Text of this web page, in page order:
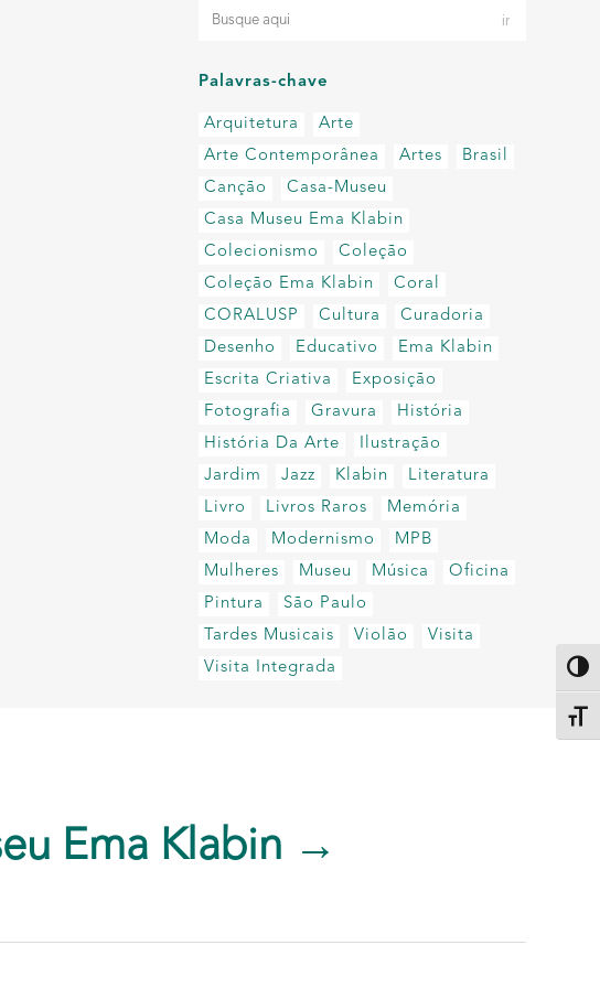
Palavras-chave
Arquitetura
Arte
Arte Contemporânea
Artes
Brasil
Canção
Casa-Museu
Casa Museu Ema Klabin
Colecionismo
Coleção
Coleção Ema Klabin
Coral
CORALUSP
Cultura
Curadoria
Desenho
Educativo
Ema Klabin
Escrita Criativa
Exposição
Fotografia
Gravura
História
História Da Arte
Ilustração
Jardim
Jazz Klabin
Literatura
Livro
Livros Raros
Memória
Moda
Modernismo
MPB
Mulheres
Museu Música
Oficina
Pintura
São Paulo
Tardes Musicais
Violão
Visita
Visita Integrada
Ema Klabin →